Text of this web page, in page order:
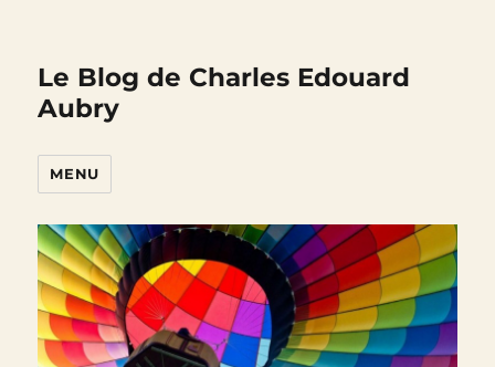
Le Blog de Charles Edouard
Aubry
MENU